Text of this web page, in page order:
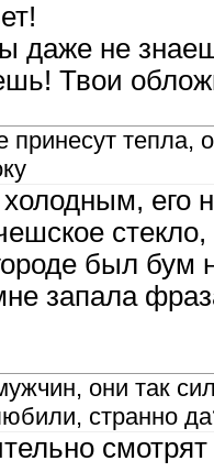
не
Твои
принесут тепла,
его
был бум
запала
они так
странно